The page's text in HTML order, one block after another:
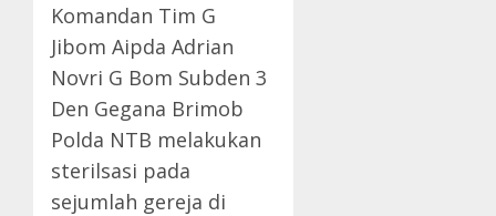
Komandan Tim G
Jibom Aipda Adrian
Novri G Bom Subden 3
Den Gegana Brimob
Polda NTB melakukan
sterilsasi pada
sejumlah gereja di